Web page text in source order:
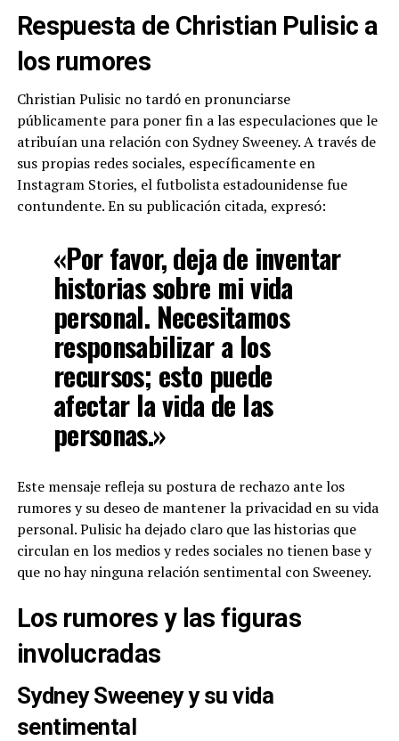
Respuesta de Christian Pulisic a
los rumores
Christian Pulisic no tardó en pronunciarse
públicamente para poner fin a las especulaciones que le
atribuían una relación con Sydney Sweeney. A través de
sus propias redes sociales, específicamente en
Instagram Stories, el futbolista estadounidense fue
contundente. En su publicación citada, expresó:
«Por favor, deja de inventar
historias sobre mi vida
personal. Necesitamos
responsabilizar a los
recursos; esto puede
afectar la vida de las
personas.»
Este mensaje refleja su postura de rechazo ante los
rumores y su deseo de mantener la privacidad en su vida
personal. Pulisic ha dejado claro que las historias que
circulan en los medios y redes sociales no tienen base y
que no hay ninguna relación sentimental con Sweeney.
Los rumores y las figuras
involucradas
Sydney Sweeney y su vida
sentimental